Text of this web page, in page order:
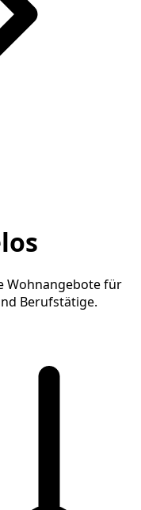
Wohnangebote für
Berufstätige.